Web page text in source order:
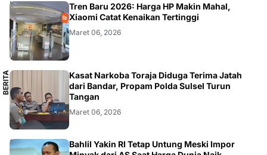
SMARTPHONE
Tren Baru 2026: Harga HP Makin Mahal,
Xiaomi Catat Kenaikan Tertinggi
Maret 06, 2026
B
E
R
I
T
A
L
O
K
AL
Kasat Narkoba Toraja Diduga Terima Jatah
dari Bandar, Propam Polda Sulsel Turun
Tangan
Maret 06, 2026
BISNIS
Bahlil Yakin RI Tetap Untung Meski Impor